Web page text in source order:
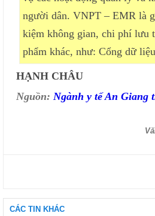
người dân. VNPT – EMR là
kiệm không gian, chi phí lưu
phẩm khác, như: Cổng dữ
HẠNH CHÂU
Nguồn: Ngành y tế An Giang
CÁC TIN KHÁC